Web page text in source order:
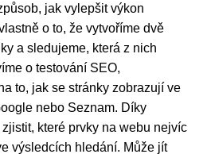
jak vylepšit výkon
o to, že vytvoříme dvě
a sledujeme, která z nich
o testování SEO,
to, jak se stránky zobrazují ve
nebo Seznam. Díky
které prvky na webu nejvíc
výsledcích hledání. Může jít